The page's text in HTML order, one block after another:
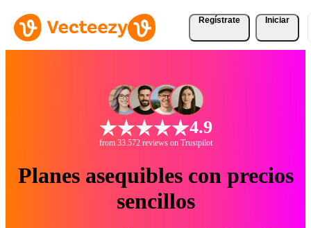
Regístrate Iniciar
4.9
from 33.572 reviews on Trustpilot
Planes asequibles con precios
sencillos